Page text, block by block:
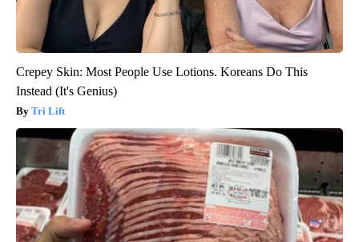
Crepey Skin: Most People Use Lotions. Koreans Do This
Instead (It's Genius)
Tri Lift